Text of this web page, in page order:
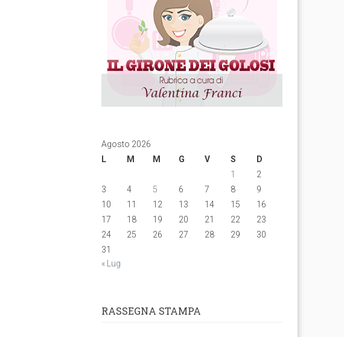
Agosto 2026
L
M M G V S
D
1
2
3
4 5 6 7 8
9
10
11 12 13 14 15
16
17
18 19 20 21 22
23
24
25 26 27 28 29
30
31
« Lug
RASSEGNA STAMPA